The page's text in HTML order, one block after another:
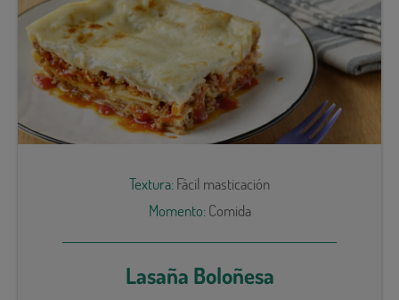
Textura:Fácil masticación
Momento:Comida
Lasaña Boloñesa